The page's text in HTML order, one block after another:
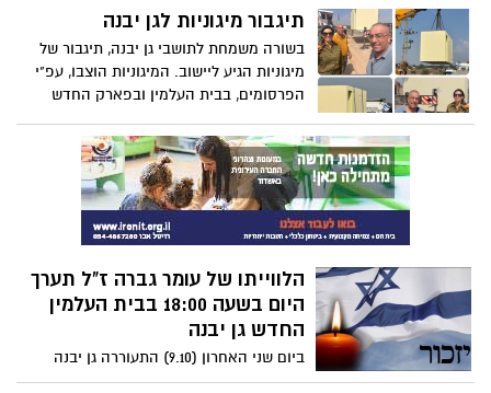
קשר, ונעדרות. אחת מהן היתה שרון רפאי.
הבוקר, שישה ימים אחרי, התבשרנו, כי
משפחתה של שרון קיבלה הודעה, על מציאת
גופתה. בתוך כך נמסר לנו, כי אחיה של שרון
לחפש את שרון בשבת בבוקר, ונותק עימו
הקשר.
תיגבור מיגוניות לגן יבנה
בשורה משמחת לתושבי גן יבנה, תיגבור של
מיגוניות הגיע ליישוב. המיגוניות הוצבו, עפ"י
הפרסומים, בבית העלמין ובפארק החדש
הלווייתו של עומר גברה ז"ל תערך
היום בשעה 18:00 בבית העלמין
החדש גן יבנה
ביום שני האחרון (9.10) התעוררה גן יבנה
לבשורה קשה, בה התבשרו תושבי היישוב על